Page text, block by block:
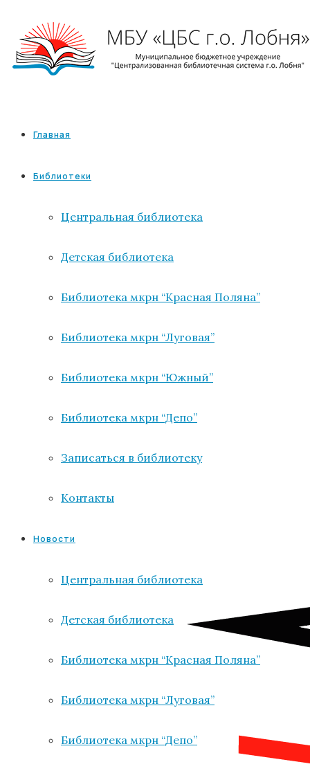
Главная
Библиотеки
Центральная библиотека
Детская библиотека
Библиотека мкрн “Красная Поляна”
Библиотека мкрн “Луговая”
Библиотека мкрн “Южный”
Библиотека мкрн “Депо”
Записаться в библиотеку
Контакты
Новости
Центральная библиотека
Детская библиотека
Библиотека мкрн “Красная Поляна”
Библиотека мкрн “Луговая”
Библиотека мкрн “Депо”